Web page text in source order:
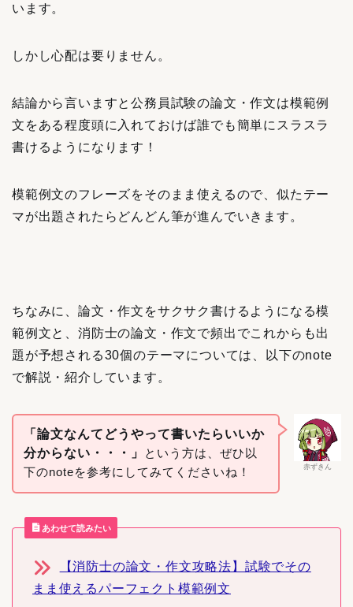
います。
しかし心配は要りません。
結論から言いますと公務員試験の論文・作文は模範例
文をある程度頭に入れておけば誰でも簡単にスラスラ
書けるようになります！
模範例文のフレーズをそのまま使えるので、似たテー
マが出題されたらどんどん筆が進んでいきます。
ちなみに、論文・作文をサクサク書けるようになる模
範例文と、消防士の論文・作文で頻出でこれからも出
題が予想される30個のテーマについては、以下のnote
で解説・紹介しています。
赤ずきん
「論文なんてどうやって書いたらいいか
分からない・・・」
という方は、ぜひ以
下のnoteを参考にしてみてくださいね！
あわせて読みたい
【消防士の論文・作文攻略法】試験でその
まま使えるパーフェクト模範例文